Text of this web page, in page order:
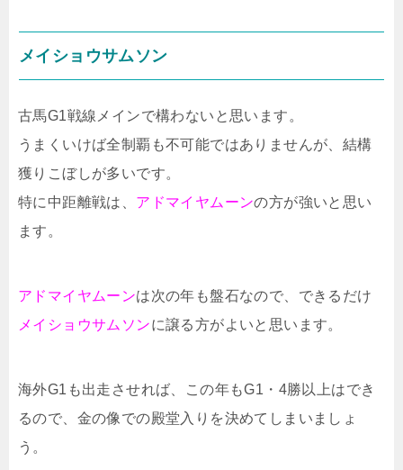
メイショウサムソン
古馬G1戦線メインで構わないと思います。
うまくいけば全制覇も不可能ではありませんが、結構
獲りこぼしが多いです。
特に中距離戦は、 アドマイヤムーンの方が強いと思い
ます。
アドマイヤムーンは次の年も盤石なので、できるだけ
メイショウサムソンに譲る方がよいと思います。
海外G1も出走させれば、この年もG1・4勝以上はでき
るので、金の像での殿堂入りを決めてしまいましょ
う。